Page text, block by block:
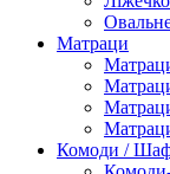
Матраци
Комоди /